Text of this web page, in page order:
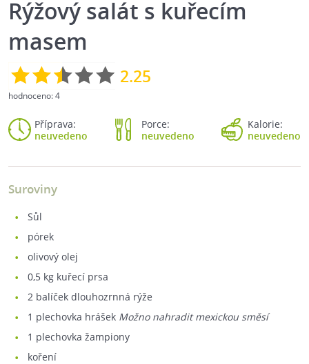
Rýžový salát s kuřecím
masem
2.25
hodnoceno:4
Příprava:
neuvedeno
Porce:
neuvedeno
Kalorie:
neuvedeno
Suroviny
sůl
pórek
olivový olej
0,5 kg kuřecí prsa
2 balíček dlouhozrnná rýže
1 plechovka hrášek Možno nahradit mexickou směsí
1 plechovka žampiony
koření